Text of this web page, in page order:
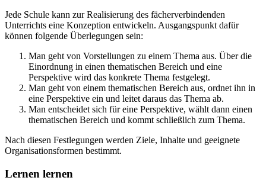
Jede Schule kann zur Realisierung des fächerverbindenden
Unterrichts eine Konzeption entwickeln. Ausgangspunkt dafür
können folgende Überlegungen sein:
Man geht von Vorstellungen zu einem Thema aus. Über die
Einordnung in einen thematischen Bereich und eine
Perspektive wird das konkrete Thema festgelegt.
Man geht von einem thematischen Bereich aus, ordnet ihn in
eine Perspektive ein und leitet daraus das Thema ab.
Man entscheidet sich für eine Perspektive, wählt dann einen
thematischen Bereich und kommt schließlich zum Thema.
Nach diesen Festlegungen werden Ziele, Inhalte und geeignete
Organisationsformen bestimmt.
Lernen lernen